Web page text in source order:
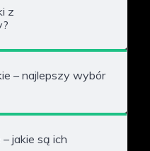
z
– najlepszy wybór
jakie są ich